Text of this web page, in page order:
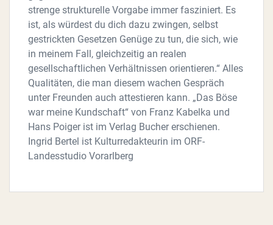
strenge strukturelle Vorgabe immer fasziniert. Es
ist, als würdest du dich dazu zwingen, selbst
gestrickten Gesetzen Genüge zu tun, die sich, wie
in meinem Fall, gleichzeitig an realen
gesellschaftlichen Verhältnissen orientieren.“ Alles
Qualitäten, die man diesem wachen Gespräch
unter Freunden auch attestieren kann. „Das Böse
war meine Kundschaft“ von Franz Kabelka und
Hans Poiger ist im Verlag Bucher erschienen.
Ingrid Bertel ist Kulturredakteurin im ORF-
Landesstudio Vorarlberg